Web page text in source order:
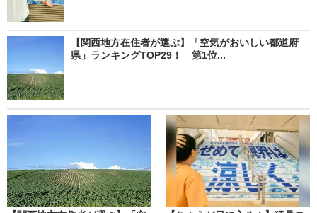
【関西地方在住者が選ぶ】「空気がおいしい都道府
県」ランキングTOP29！ 第1位...